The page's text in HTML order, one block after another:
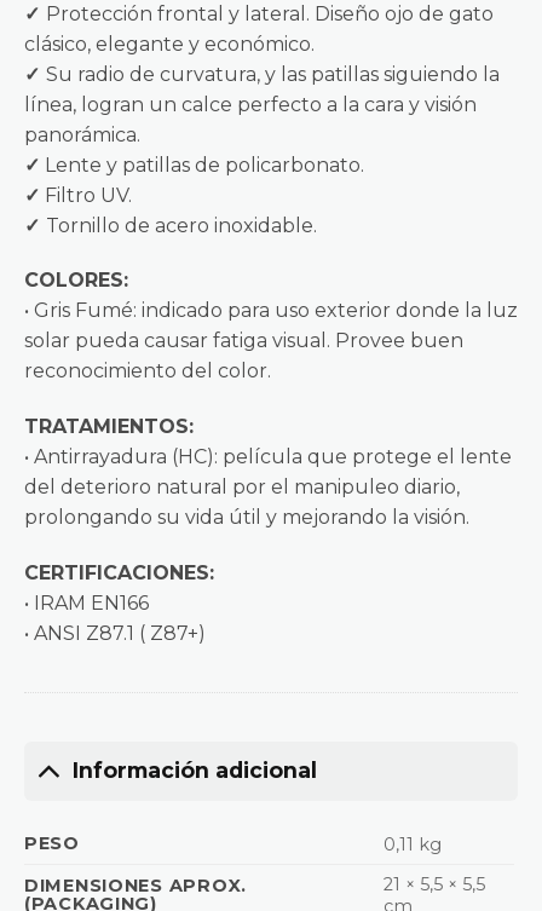
✓ Protección frontal y lateral. Diseño ojo de gato
clásico, elegante y económico.
✓ Su radio de curvatura, y las patillas siguiendo la
línea, logran un calce perfecto a la cara y visión
panorámica.
✓ Lente y patillas de policarbonato.
✓ Filtro UV.
✓ Tornillo de acero inoxidable.
COLORES:
• Gris Fumé: indicado para uso exterior donde la luz
solar pueda causar fatiga visual. Provee buen
reconocimiento del color.
TRATAMIENTOS:
• Antirrayadura (HC): película que protege el lente
del deterioro natural por el manipuleo diario,
prolongando su vida útil y mejorando la visión.
CERTIFICACIONES:
• IRAM EN166
• ANSI Z87.1 ( Z87+)
Información adicional
PESO
0,11 kg
DIMENSIONES APROX.
(PACKAGING)
21 × 5,5 × 5,5
cm